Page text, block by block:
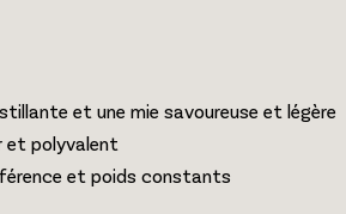
et une mie savoureuse et légère
et polyvalent
et poids constants